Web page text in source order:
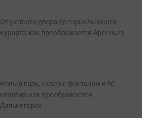
От уютного двора до горнолыжного
курорта: как преображается Арсеньев
Новый парк, сквер с фонтаном и 50
квартир: как преображается
Дальнегорск